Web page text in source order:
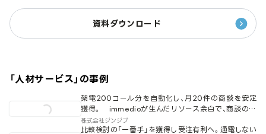
資料ダウンロード
「人材サービス 」の事例
架電200コール分を自動化し、月20件の商談を安定
獲得。 immedioが生んだリソース余白で、商談の質
と量を底上げ
株式会社ジンジブ
比較検討の「一番手」を獲得し受注有利へ。通電しない